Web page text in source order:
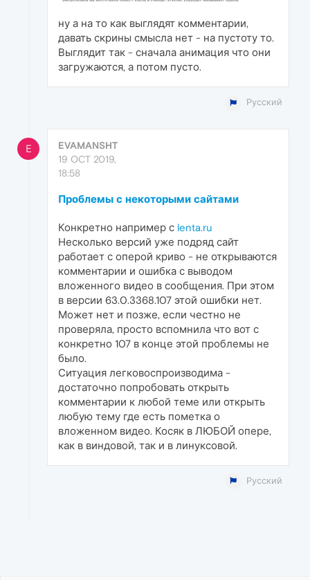
ну а на то как выглядят комментарии,
давать скрины смысла нет - на пустоту то.
Выглядит так - сначала анимация что они
загружаются, а потом пусто.
Русский
E
EVAMANSHT
19 OCT 2019,
18:58
Проблемы с некоторыми сайтами
Конкретно например с lenta.ru
Несколько версий уже подряд сайт
работает с оперой криво - не открываются
комментарии и ошибка с выводом
вложенного видео в сообщения. При этом
в версии 63.0.3368.107 этой ошибки нет.
Может нет и позже, если честно не
проверяла, просто вспомнила что вот с
конкретно 107 в конце этой проблемы не
было.
Ситуация легковоспроизводима -
достаточно попробовать открыть
комментарии к любой теме или открыть
любую тему где есть пометка о
вложенном видео. Косяк в ЛЮБОЙ опере,
как в виндовой, так и в линуксовой.
Русский